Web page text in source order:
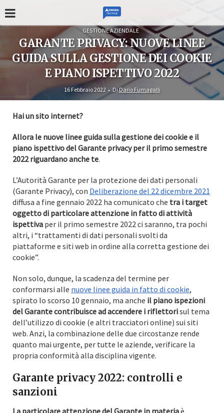
GESTIONE AZIENDALE
GARANTE PRIVACY: NUOVE LINEE
GUIDA SULLA GESTIONE DEI COOKIE
E PIANO ISPETTIVO 2022
16 Febbraio 2022 DiDario Fumagalli
Hai un sito internet?
Allora le nuove linee guida sulla gestione dei cookie e il
piano ispettivo del Garante privacy per il primo semestre
2022 riguardano anche te.
L’Autorità Garante per la protezione dei dati personali
(Garante Privacy), con Deliberazione del 22 dicembre 2021
diffusa a fine gennaio 2022 ha comunicato che tra i target
oggetto di particolare attenzione in fatto di attività
ispettiva per il primo semestre 2022 ci saranno, tra pochi
altri, i “trattamenti di dati personali svolti da
piattaforme e siti web in ordine alla corretta gestione dei
cookie”.
Non solo, dunque, la scadenza del termine per
conformarsi alle nuove linee guida in fatto di cookie,
spirato lo scorso 10 gennaio, ma anche il piano ispezioni
del Garante contribuisce ad accendere i riflettorisul tema
dell’utilizzo di cookie (e altri tracciatori online) sui siti
web. Anzi, la combinazione delle due circostanze rende
quanto mai urgente, per tutte le aziende, verificare la
propria conformità alla disciplina vigente.
Garante privacy 2022: controlli e
sanzioni